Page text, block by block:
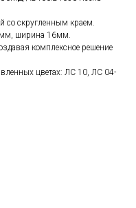
скругленным краем.
ширина 16мм.
комплексное решение
цветах: ЛС 10, ЛС 04-